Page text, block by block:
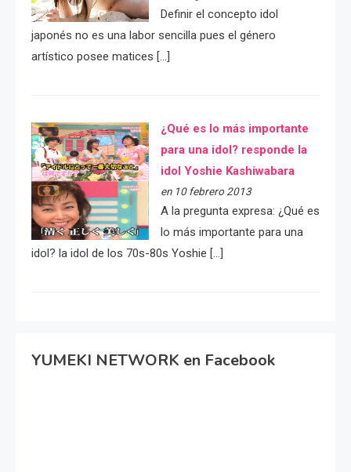
Definir el concepto idol
japonés no es una labor sencilla pues el género
artístico posee matices […]
¿Qué es lo más importante
para una idol? responde la
idol Yoshie Kashiwabara
en 10 febrero 2013
A la pregunta expresa: ¿Qué es
lo más importante para una
idol? la idol de los 70s-80s Yoshie […]
YUMEKI NETWORK en Facebook